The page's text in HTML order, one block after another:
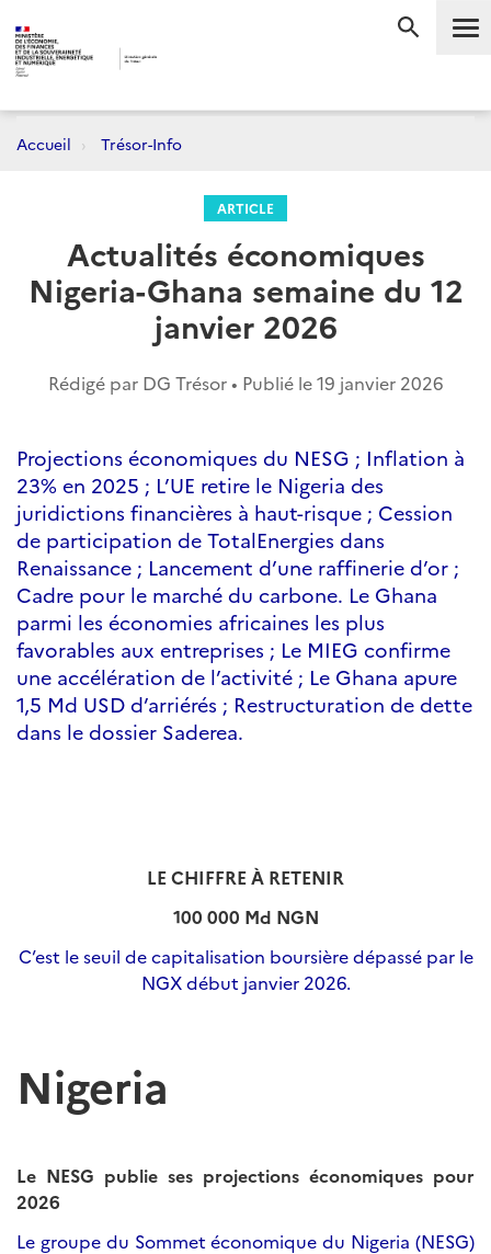
Accueil Trésor-Info
ARTICLE
Actualités économiques
Nigeria-Ghana semaine du 12
janvier 2026
Rédigé par DG Trésor • Publié le19 janvier 2026
Projections économiques du NESG ; Inflation à
23% en 2025 ; L’UE retire le Nigeria des
juridictions financières à haut-risque ; Cession
de participation de TotalEnergies dans
Renaissance ; Lancement d’une raffinerie d’or ;
Cadre pour le marché du carbone. Le Ghana
parmi les économies africaines les plus
favorables aux entreprises ; Le MIEG confirme
une accélération de l’activité ; Le Ghana apure
1,5 Md USD d’arriérés ; Restructuration de dette
dans le dossier Saderea.
LE CHIFFRE À RETENIR
100 000 Md NGN
C’est le seuil de capitalisation boursière dépassé par le
NGX début janvier 2026.
Nigeria
Le NESG publie ses projections économiques pour
2026
Le groupe du Sommet économique du Nigeria (NESG)